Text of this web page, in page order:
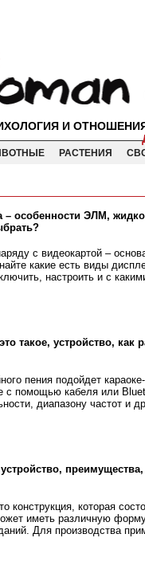
И
РАСТЕНИЯ
особенности ЭЛМ,
с видеокартой –
какие есть виды
настроить и с
такое, устройство, как
пения подойдет
с помощью кабеля или
диапазону частот и
конструкция, которая
иметь различную
Для производства